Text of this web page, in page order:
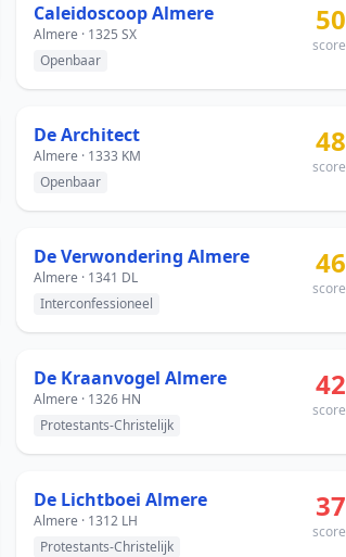
Caleidoscoop Almere
Almere · 1325 SX
Openbaar
50
score
De Architect
Almere · 1333 KM
Openbaar
48
score
De Verwondering Almere
Almere · 1341 DL
Interconfessioneel
46
score
De Kraanvogel Almere
Almere · 1326 HN
Protestants-Christelijk
42
score
De Lichtboei Almere
Almere · 1312 LH
Protestants-Christelijk
37
score